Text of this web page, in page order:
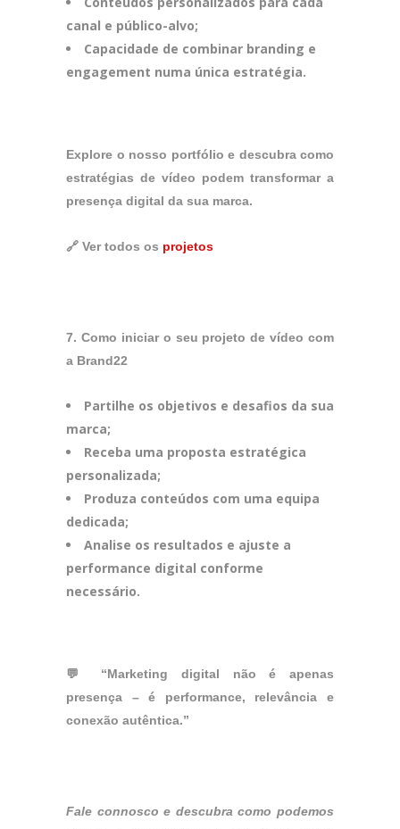
canal e público-alvo;
Capacidade de combinar branding e
engagement numa única estratégia.
Explore o nosso portfólio e descubra como
estratégias de vídeo podem transformar a
presença digital da sua marca.
🔗 Ver todos os projetos
7. Como iniciar o seu projeto de vídeo com
a Brand22
Partilhe os objetivos e desafios da sua
marca;
Receba uma proposta estratégica
personalizada;
Produza conteúdos com uma equipa
dedicada;
Analise os resultados e ajuste a
performance digital conforme
necessário.
💬 “Marketing digital não é apenas
presença – é performance, relevância e
conexão autêntica.”
Fale connosco e descubra como podemos